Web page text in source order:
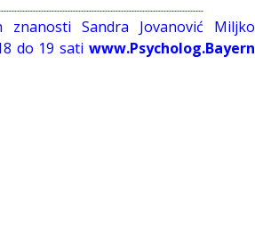
znanosti Sandra Jovanović Miljko
do 19 sati www.Psycholog.Bayern